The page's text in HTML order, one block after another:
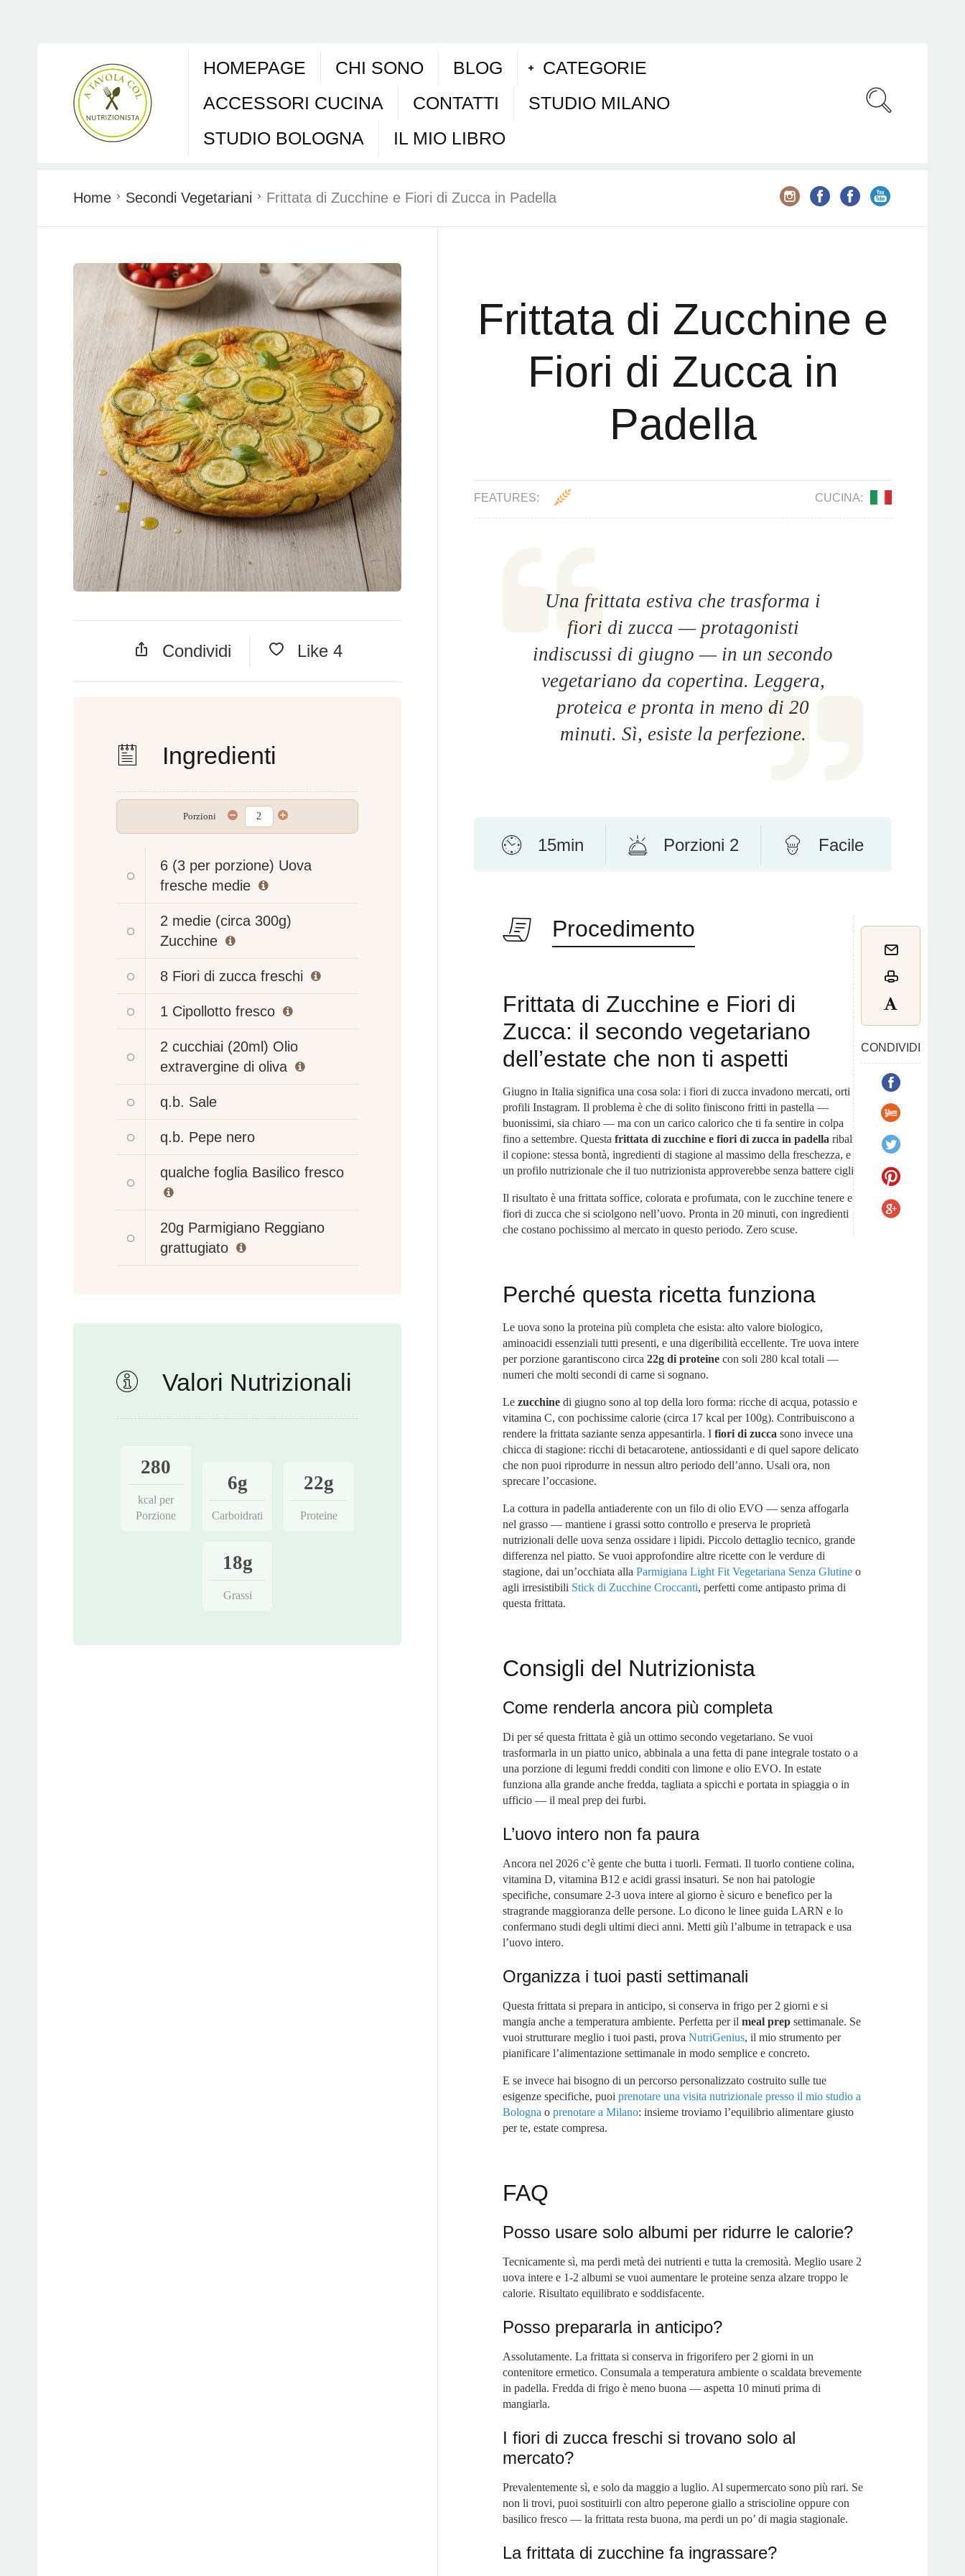
HOMEPAGE CHI SONO BLOG
CATEGORIE
ACCESSORI CUCINA
CONTATTI
STUDIO MILANO
STUDIO BOLOGNA
IL MIO LIBRO
Home Secondi Vegetariani Frittata di Zucchine e Fiori di Zucca in Padella
Condividi Like 4
Ingredienti
Porzioni
6 (3 per porzione) Uova
fresche medie
2 medie (circa 300g)
Zucchine
8 Fiori di zucca freschi
1 Cipollotto fresco
2 cucchiai (20ml) Olio
extravergine di oliva
q.b. Sale
q.b. Pepe nero
qualche foglia Basilico fresco
20g Parmigiano Reggiano
grattugiato
Valori Nutrizionali
280
kcal per
Porzione
6g
Carboidrati
22g
Proteine
18g
Grassi
Frittata di Zucchine e
Fiori di Zucca in
Padella
FEATURES: CUCINA:
Una frittata estiva che trasforma i
fiori di zucca — protagonisti
indiscussi di giugno — in un secondo
vegetariano da copertina. Leggera,
proteica e pronta in meno di 20
minuti. Sì, esiste la perfezione.
15min Porzioni 2 Facile
Procedimento
CONDIVIDI
Frittata di Zucchine e Fiori di
Zucca: il secondo vegetariano
dell’estate che non ti aspetti
Giugno in Italia significa una cosa sola: i fiori di zucca invadono mercati, orti e
profili Instagram. Il problema è che di solito finiscono fritti in pastella —
buonissimi, sia chiaro — ma con un carico calorico che ti fa sentire in colpa
fino a settembre. Questa frittata di zucchine e fiori di zucca in padella ribalta
il copione: stessa bontà, ingredienti di stagione al massimo della freschezza, e
un profilo nutrizionale che il tuo nutrizionista approverebbe senza battere ciglio.
Il risultato è una frittata soffice, colorata e profumata, con le zucchine tenere e i
fiori di zucca che si sciolgono nell’uovo. Pronta in 20 minuti, con ingredienti
che costano pochissimo al mercato in questo periodo. Zero scuse.
Perché questa ricetta funziona
Le uova sono la proteina più completa che esista: alto valore biologico,
aminoacidi essenziali tutti presenti, e una digeribilità eccellente. Tre uova intere
per porzione garantiscono circa 22g di proteine con soli 280 kcal totali —
numeri che molti secondi di carne si sognano.
Le zucchine di giugno sono al top della loro forma: ricche di acqua, potassio e
vitamina C, con pochissime calorie (circa 17 kcal per 100g). Contribuiscono a
rendere la frittata saziante senza appesantirla. I fiori di zucca sono invece una
chicca di stagione: ricchi di betacarotene, antiossidanti e di quel sapore delicato
che non puoi riprodurre in nessun altro periodo dell’anno. Usali ora, non
sprecare l’occasione.
La cottura in padella antiaderente con un filo di olio EVO — senza affogarla
nel grasso — mantiene i grassi sotto controllo e preserva le proprietà
nutrizionali delle uova senza ossidare i lipidi. Piccolo dettaglio tecnico, grande
differenza nel piatto. Se vuoi approfondire altre ricette con le verdure di
stagione, dai un’occhiata alla Parmigiana Light Fit Vegetariana Senza Glutine o
agli irresistibili Stick di Zucchine Croccanti, perfetti come antipasto prima di
questa frittata.
Consigli del Nutrizionista
Come renderla ancora più completa
Di per sé questa frittata è già un ottimo secondo vegetariano. Se vuoi
trasformarla in un piatto unico, abbinala a una fetta di pane integrale tostato o a
una porzione di legumi freddi conditi con limone e olio EVO. In estate
funziona alla grande anche fredda, tagliata a spicchi e portata in spiaggia o in
ufficio — il meal prep dei furbi.
L’uovo intero non fa paura
Ancora nel 2026 c’è gente che butta i tuorli. Fermati. Il tuorlo contiene colina,
vitamina D, vitamina B12 e acidi grassi insaturi. Se non hai patologie
specifiche, consumare 2-3 uova intere al giorno è sicuro e benefico per la
stragrande maggioranza delle persone. Lo dicono le linee guida LARN e lo
confermano studi degli ultimi dieci anni. Metti giù l’albume in tetrapack e usa
l’uovo intero.
Organizza i tuoi pasti settimanali
Questa frittata si prepara in anticipo, si conserva in frigo per 2 giorni e si
mangia anche a temperatura ambiente. Perfetta per il meal prep settimanale. Se
vuoi strutturare meglio i tuoi pasti, prova NutriGenius, il mio strumento per
pianificare l’alimentazione settimanale in modo semplice e concreto.
E se invece hai bisogno di un percorso personalizzato costruito sulle tue
esigenze specifiche, puoi prenotare una visita nutrizionale presso il mio studio a
Bologna o prenotare a Milano: insieme troviamo l’equilibrio alimentare giusto
per te, estate compresa.
FAQ
Posso usare solo albumi per ridurre le calorie?
Tecnicamente sì, ma perdi metà dei nutrienti e tutta la cremosità. Meglio usare 2
uova intere e 1-2 albumi se vuoi aumentare le proteine senza alzare troppo le
calorie. Risultato equilibrato e soddisfacente.
Posso prepararla in anticipo?
Assolutamente. La frittata si conserva in frigorifero per 2 giorni in un
contenitore ermetico. Consumala a temperatura ambiente o scaldata brevemente
in padella. Fredda di frigo è meno buona — aspetta 10 minuti prima di
mangiarla.
I fiori di zucca freschi si trovano solo al
mercato?
Prevalentemente sì, e solo da maggio a luglio. Al supermercato sono più rari. Se
non li trovi, puoi sostituirli con altro peperone giallo a striscioline oppure con
basilico fresco — la frittata resta buona, ma perdi un po’ di magia stagionale.
La frittata di zucchine fa ingrassare?